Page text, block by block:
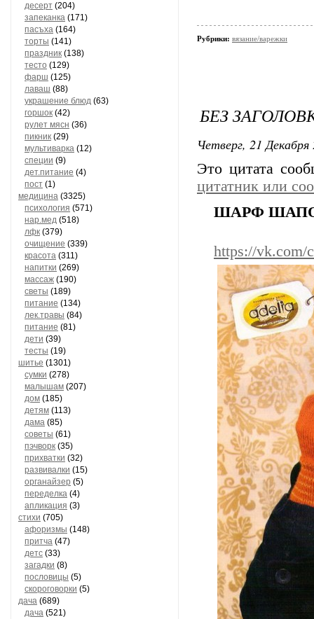
десерт (204)
запеканка (171)
пасъха (164)
торты (141)
праздник (138)
тесто (129)
фарш (125)
лаваш (88)
украшение блюд (63)
горшок (42)
рулет мясн (36)
пикник (29)
мультиварка (12)
специи (9)
дет.питание (4)
пост (1)
медицина (3325)
психология (571)
нар.мед (518)
лфк (379)
очищение (339)
красота (311)
напитки (269)
массаж (190)
светы (189)
питание (134)
лек.травы (84)
питание (81)
дети (39)
тесты (19)
шитье (1301)
сумки (278)
малышам (207)
дом (185)
детям (113)
дама (85)
советы (61)
пэчворк (35)
прихватки (32)
развивалки (15)
органайзер (5)
переделка (4)
апликация (3)
стихи (705)
афоризмы (148)
притча (47)
детс (33)
загадки (8)
пословицы (5)
скороговорки (5)
дача (689)
дача (521)
Рубрики: вязание/варежки
БЕЗ
Четверг, 21
Это цитата
цитатник или
ШАРФ
https://vk.com/